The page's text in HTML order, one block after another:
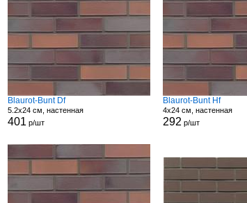
Blaurot-Bunt Df
5.2x24 см, настенная
401 р/шт
Blaurot-Bunt Hf
4x24 см, настенная
292 р/шт